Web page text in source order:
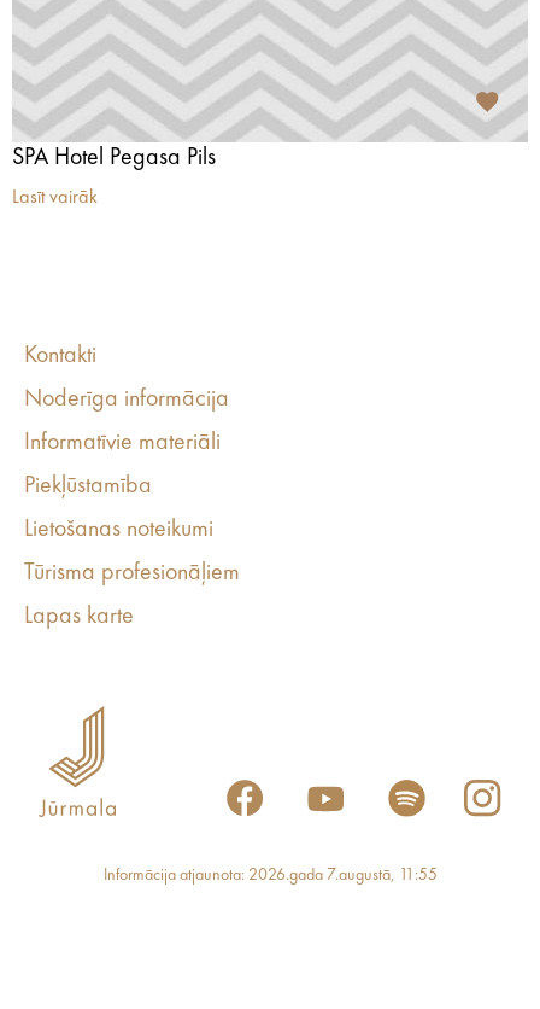
SPA Hotel Pegasa Pils
Lasīt vairāk
Kontakti
Noderīga informācija
Informatīvie materiāli
Piekļūstamība
Lietošanas noteikumi
Tūrisma profesionāļiem
Lapas karte
Informācija atjaunota: 2026.gada 7.augustā, 11:55